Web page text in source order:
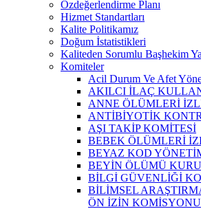
Özdeğerlendirme Planı
Hizmet Standartları
Kalite Politikamız
Doğum İstatistikleri
Kaliteden Sorumlu Başhekim
Komiteler
Acil Durum Ve Afet
AKILCI İLAÇ
ANNE ÖLÜMLERİ
ANTİBİYOTİK
AŞI TAKİP KOMİTESİ
BEBEK ÖLÜMLERİ
BEYAZ KOD
BEYİN ÖLÜMÜ
BİLGİ GÜVENLİĞİ
BİLİMSEL
ÖN İZİN KOMİSYONU